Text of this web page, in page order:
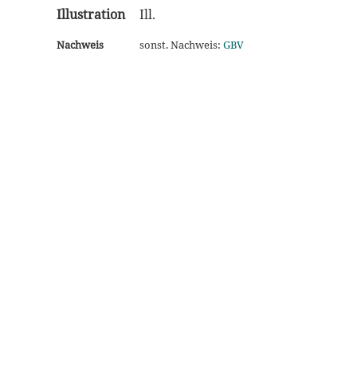
Illustration
Ill.
Nachweis sonst. Nachweis: GBV